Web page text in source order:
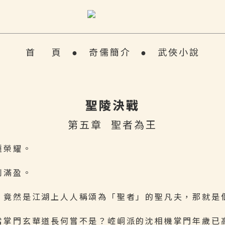
首 頁 ● 奇儒簡介 ● 武俠小說
聖陵決戰
第五章 聖者為王
耀。
盈。
然是江湖上人人稱頌為「聖者」的聖凡夫，那就是
門玄華道長何嘗不是？崆峒派的沈相機掌門年歲